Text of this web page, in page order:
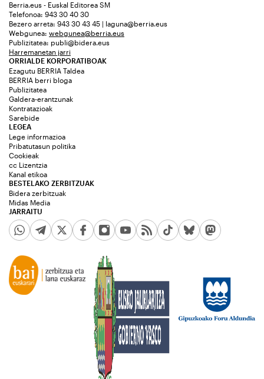
Berria.eus - Euskal Editorea SM
Telefonoa: 943 30 40 30
Bezero arreta: 943 30 43 45 | laguna@berria.eus
Webgunea: webgunea@berria.eus
Publizitatea: publi@bidera.eus
Harremanetan jarri
ORRIALDE KORPORATIBOAK
Ezagutu BERRIA Taldea
BERRIA berri bloga
Publizitatea
Galdera-erantzunak
Kontratazioak
Sarebide
JARRAITU
LEGEA
Lege informazioa
Pribatutasun politika
Cookieak
cc Lizentzia
Kanal etikoa
BESTELAKO ZERBITZUAK
Bidera zerbitzuak
Midas Media